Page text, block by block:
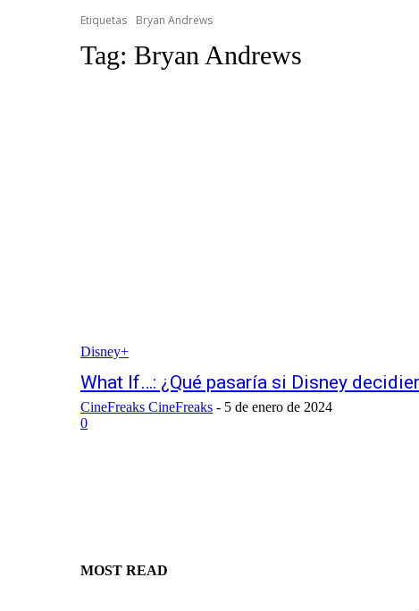
Etiquetas Bryan Andrews
Tag: Bryan Andrews
Disney+
What If…: ¿Qué pasaría si Disney
CineFreaks CineFreaks - 5 de enero de 2024
0
MOST READ